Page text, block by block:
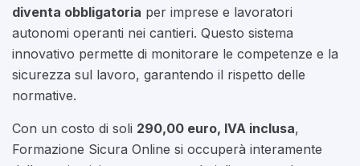
diventa obbligatoria per imprese e lavoratori
autonomi operanti nei cantieri. Questo sistema
innovativo permette di monitorare le competenze e la
sicurezza sul lavoro, garantendo il rispetto delle
normative.
Con un costo di soli 290,00 euro, IVA inclusa,
Formazione Sicura Online si occuperà interamente